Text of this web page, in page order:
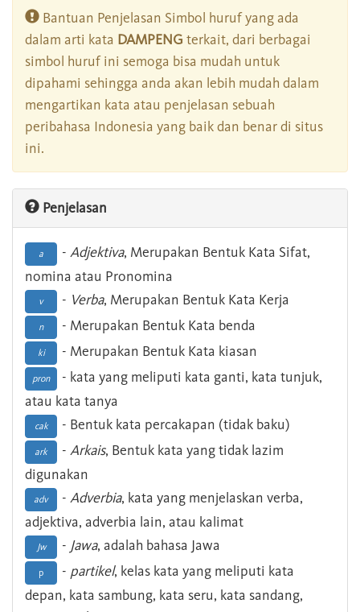
Bantuan Penjelasan Simbol huruf yang ada
dalam arti kata DAMPENG terkait, dari berbagai
simbol huruf ini semoga bisa mudah untuk
dipahami sehingga anda akan lebih mudah dalam
mengartikan kata atau penjelasan sebuah
peribahasa Indonesia yang baik dan benar di situs
ini.
Penjelasan
a - Adjektiva, Merupakan Bentuk Kata Sifat,
nomina atau Pronomina
v - Verba, Merupakan Bentuk Kata Kerja
n - Merupakan Bentuk Kata benda
ki - Merupakan Bentuk Kata kiasan
pron
- kata yang meliputi kata ganti, kata tunjuk,
atau kata tanya
cak - Bentuk kata percakapan (tidak baku)
ark - Arkais, Bentuk kata yang tidak lazim
digunakan
adv - Adverbia, kata yang menjelaskan verba,
adjektiva, adverbia lain, atau kalimat
Jw - Jawa, adalah bahasa Jawa
p - partikel, kelas kata yang meliputi kata
depan, kata sambung, kata seru, kata sandang,